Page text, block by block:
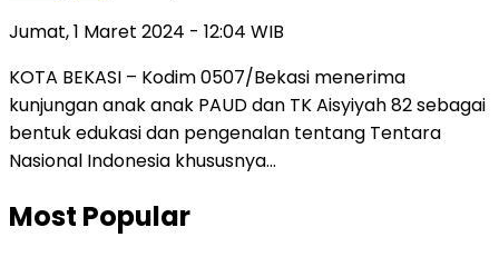
Jumat, 1 Maret 2024 - 12:04 WIB
KOTA BEKASI – Kodim 0507/Bekasi menerima
kunjungan anak anak PAUD dan TK Aisyiyah 82 sebagai
bentuk edukasi dan pengenalan tentang Tentara
Nasional Indonesia khususnya…
Most Popular